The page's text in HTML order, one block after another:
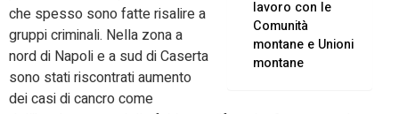
lavoro con le
Comunità
montane e Unioni
montane
che spesso sono fatte risalire a
gruppi criminali. Nella zona a
nord di Napoli e a sud di Caserta
sono stati riscontrati aumento
dei casi di cancro come